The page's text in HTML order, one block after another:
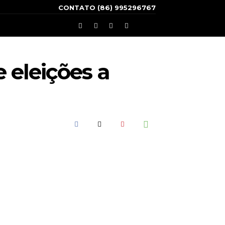
CONTATO (86) 995296767
eleições a